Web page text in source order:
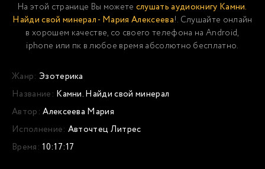
На этой странице Вы можете слушать аудиокнигу Камни.
Найди свой минерал - Мария Алексеева!. Слушайте онлайн
в хорошем качестве, со своего телефона на Android,
iphone или пк в любое время абсолютно бесплатно.
Жанр: Эзотерика
Название: Камни. Найди свой минерал
Автор: Алексеева Мария
Исполнение: Авточтец Литрес
Время: 10:17:17